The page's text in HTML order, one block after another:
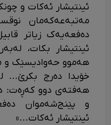
ئینتیشار ئەکات و
مەتبەعەکەمان
دەفعەیەک زیاتر
ئینتیشار بکات،
هەموو حەوادیسێک و
خۆیدا دەرج بکرێ...
هەفتەی دوو کەڕەت:
و پێنج‌شەموان
ئینتیشار ئەکات...»